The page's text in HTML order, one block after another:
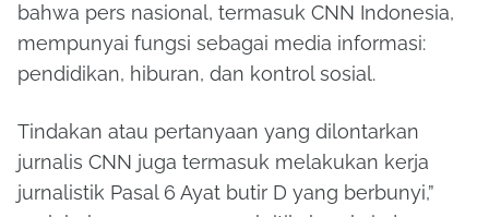
bahwa pers nasional, termasuk CNN Indonesia,
mempunyai fungsi sebagai media informasi:
pendidikan, hiburan, dan kontrol sosial.
Tindakan atau pertanyaan yang dilontarkan
jurnalis CNN juga termasuk melakukan kerja
jurnalistik Pasal 6 Ayat butir D yang berbunyi,”